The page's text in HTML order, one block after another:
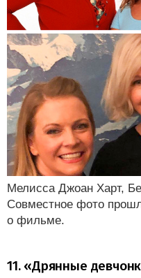
Мелисса Джоан Харт,
Совместное фото
о фильме.
11. «Дрянные